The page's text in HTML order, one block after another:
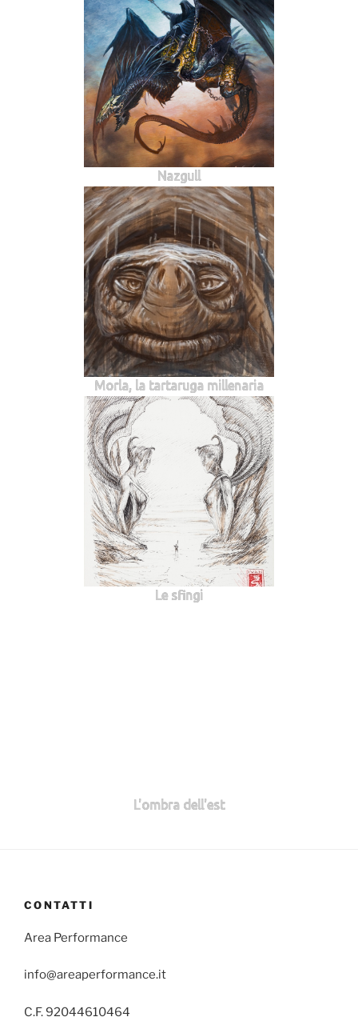
Nazgull
Morla, la tartaruga millenaria
Le sfingi
L'ombra dell'est
CONTATTI
Area Performance
info@areaperformance.it
C.F. 92044610464